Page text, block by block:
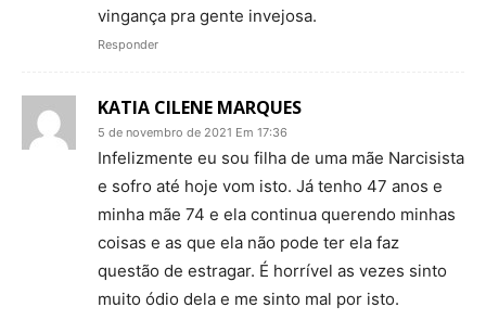
vingança pra gente invejosa.
Responder
KATIA CILENE MARQUES
5 de novembro de 2021 Em 17:36
Infelizmente eu sou filha de uma mãe Narcisista
e sofro até hoje vom isto. Já tenho 47 anos e
minha mãe 74 e ela continua querendo minhas
coisas e as que ela não pode ter ela faz
questão de estragar. É horrível as vezes sinto
muito ódio dela e me sinto mal por isto.